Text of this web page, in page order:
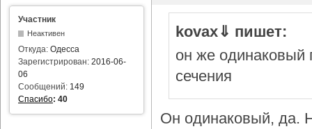
Участник
Неактивен
Откуда: Одесса
Зарегистрирован: 2016-06-
06
Сообщений: 149
Спасибо: 40
kovax⇓ пишет:
он же одинаковый
сечения
Он одинаковый, да.